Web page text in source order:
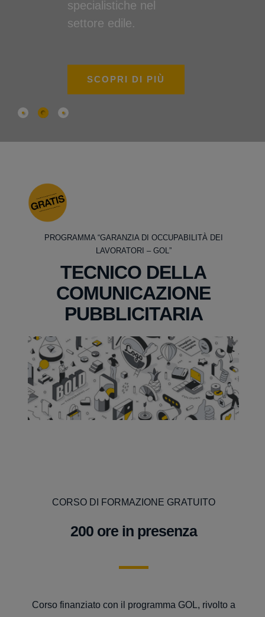
specialistiche nel
settore edile.
SCOPRI DI PIÙ
PROGRAMMA “GARANZIA DI OCCUPABILITÀ DEI
LAVORATORI – GOL”
TECNICO DELLA
COMUNICAZIONE
PUBBLICITARIA
CORSO DI FORMAZIONE GRATUITO
200 ore in presenza
Corso finanziato con il programma GOL, rivolto a